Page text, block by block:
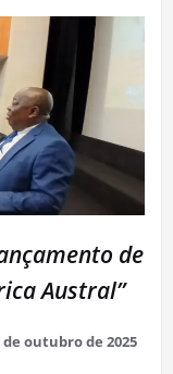
de
Austral”
outubro de 2025